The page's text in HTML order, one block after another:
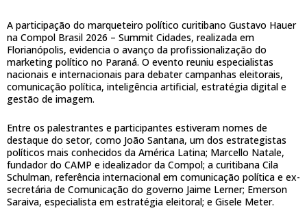
A participação do marqueteiro político curitibano Gustavo Hauer
na Compol Brasil 2026 – Summit Cidades, realizada em
Florianópolis, evidencia o avanço da profissionalização do
marketing político no Paraná. O evento reuniu especialistas
nacionais e internacionais para debater campanhas eleitorais,
comunicação política, inteligência artificial, estratégia digital e
gestão de imagem.
Entre os palestrantes e participantes estiveram nomes de
destaque do setor, como João Santana, um dos estrategistas
políticos mais conhecidos da América Latina; Marcello Natale,
fundador do CAMP e idealizador da Compol; a curitibana Cila
Schulman, referência internacional em comunicação política e ex-
secretária de Comunicação do governo Jaime Lerner; Emerson
Saraiva, especialista em estratégia eleitoral; e Gisele Meter.